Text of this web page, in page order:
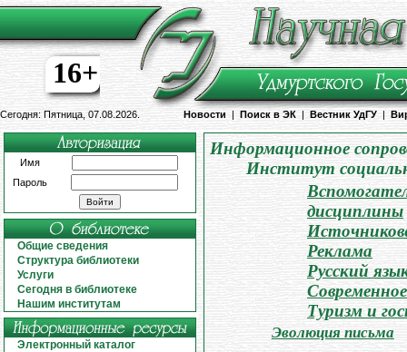
16+
Сегодня: Пятница, 07.08.2026. Новости | Поиск в ЭК | Вестник УдГУ |
Имя
Пароль
Общие сведения
Структура библиотеки
Услуги
Сегодня в библиотеке
Нашим институтам
Электронный каталог
Информационное
Институт
дисциплины
Реклама
Русский
Туризм и
Эволюция письма